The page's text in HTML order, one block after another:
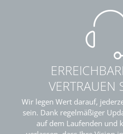
VERTRAUEN
Wir legen Wert darauf,
sein. Dank regelmäßiger
auf dem Laufenden und